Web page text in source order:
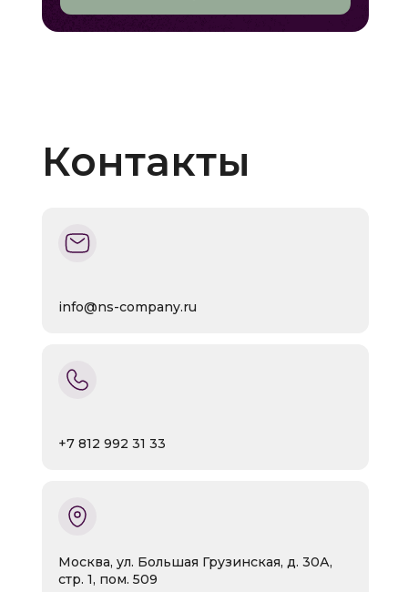
Контакты
+7 812 992 31 33
info@ns-company.ru
Москва, ул. Большая Грузинская, д. 30А,
стр. 1, пом. 509